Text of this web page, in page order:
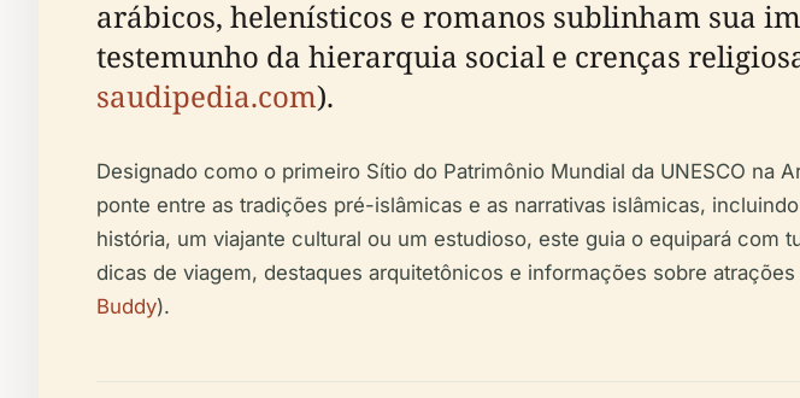
arábicos, helenísticos e romanos sublinham sua
testemunho da hierarquia social e crenças
saudipedia.com).
Designado como o primeiro Sítio do Patrimônio Mundial da UNESCO na
ponte entre as tradições pré-islâmicas e as narrativas islâmicas,
história, um viajante cultural ou um estudioso, este guia o equipará
dicas de viagem, destaques arquitetônicos e informações sobre
Buddy).